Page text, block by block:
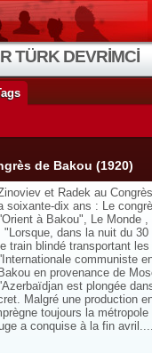
TÜRK DEVRİMCİ
de Bakou (1920)
et Radek au
soixante-dix ans : Le
l'Orient à Bakou", Le Monde
"Lorsque, dans la nuit du 30
le train blindé transportant
l'Internationale communiste
Bakou en provenance de
l'Azerbaïdjan est plongée
Malgré une production
toujours la
a conquise à la fin avril....